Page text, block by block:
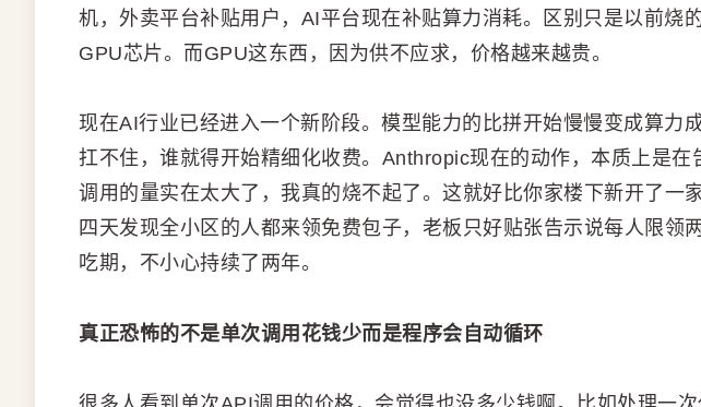
机，外卖平台补贴用户，AI平台现在补贴算力消耗。区别只是以前烧
GPU芯片。而GPU这东西，因为供不应求，价格越来越贵。
现在AI行业已经进入一个新阶段。模型能力的比拼开始慢慢变成算力
扛不住，谁就得开始精细化收费。Anthropic现在的动作，本质上是在
调用的量实在太大了，我真的烧不起了。这就好比你家楼下新开了一
四天发现全小区的人都来领免费包子，老板只好贴张告示说每人限领
吃期，不小心持续了两年。
真正恐怖的不是单次调用花钱少而是程序会自动循环